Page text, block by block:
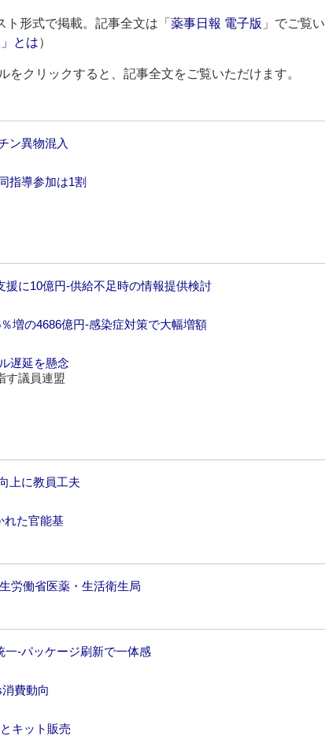
ト形式で掲載。記事全文は「 薬事日報 電子版 」でご覧い
とは）
クリックすると、記事全文をご覧いただけます。
ン異物混入
指導参加は1割
援に10億円‐供給不足時の情報提供検討
増の4686億円‐感染症対策で大幅増額
遅延を懸念
す議員連盟
上に教員工夫
れた官能基
労働省医薬・生活衛生局
一‐パッケージ刷新で一体感
費動向
キット販売